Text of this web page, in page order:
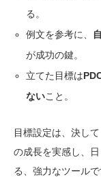
る。
例文を参考に、
が成功の鍵。
立てた目標は
ないこと。
目標設定は、決し
の成長を実感し、
る、強力なツールで